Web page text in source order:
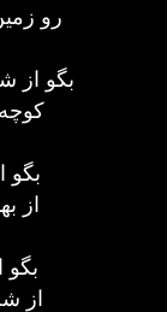
رو
بگو از
بگو
از
بگو
از